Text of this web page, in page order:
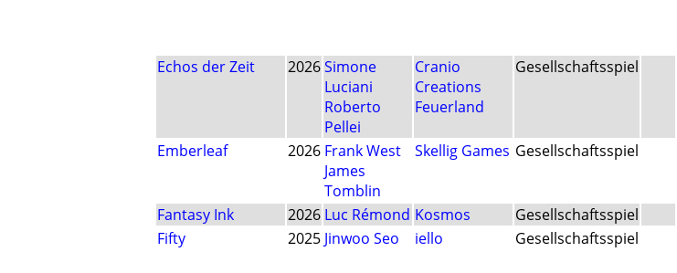
Echos der Zeit 2026Simone
Luciani
Roberto
Pellei
Cranio
Creations
Feuerland
Gesellschaftsspiel
Emberleaf 2026 Frank West
James
Tomblin
Skellig Games Gesellschaftsspiel
Fantasy Ink 2026 Luc Rémond Kosmos Gesellschaftsspiel
Fifty
2025 Jinwoo Seo iello Gesellschaftsspiel